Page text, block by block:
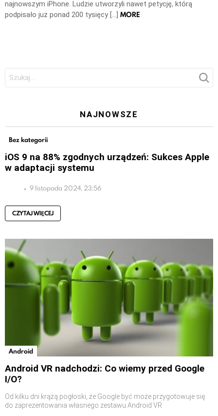
najnowszym iPhone. Ludzie utworzyli nawet petycję, którą
podpisało już ponad 200 tysięcy […] MORE
Szukaj:
NAJNOWSZE
Bez kategorii
iOS 9 na 88% zgodnych urządzeń: Sukces Apple
w adaptacji systemu
9 listopada 2024, 23:56
CZYTAJ WIĘCEJ
Android
Android VR nadchodzi: Co wiemy przed Google
I/O?
Od kilku dni krążą pogłoski, że Google być może przygotowuje się
do zaprezentowania własnego zestawu Android VR